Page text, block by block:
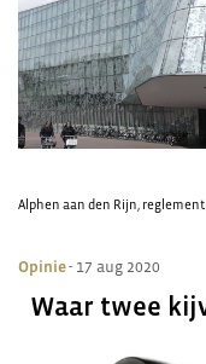
Alphen aan den Rijn,
Opinie- 17 aug 2020
Waar twee